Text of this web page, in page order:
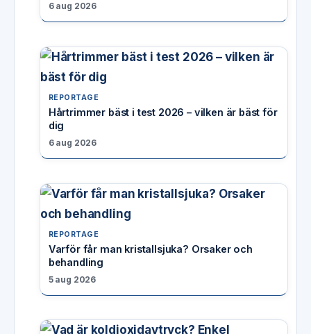
6 aug 2026
REPORTAGE
Hårtrimmer bäst i test 2026 – vilken är bäst för
dig
6 aug 2026
REPORTAGE
Varför får man kristallsjuka? Orsaker och
behandling
5 aug 2026